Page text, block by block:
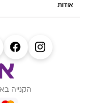
אודות
הקנייה